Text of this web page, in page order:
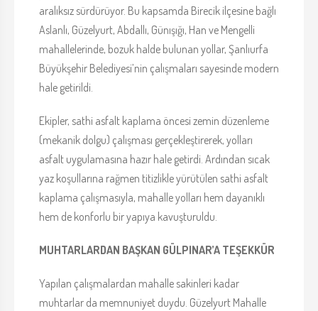
aralıksız sürdürüyor. Bu kapsamda Birecik ilçesine bağlı
Aslanlı, Güzelyurt, Abdallı, Günışığı, Han ve Mengelli
mahallelerinde, bozuk halde bulunan yollar, Şanlıurfa
Büyükşehir Belediyesi’nin çalışmaları sayesinde modern
hale getirildi.
Ekipler, sathi asfalt kaplama öncesi zemin düzenleme
(mekanik dolgu) çalışması gerçekleştirerek, yolları
asfalt uygulamasına hazır hale getirdi. Ardından sıcak
yaz koşullarına rağmen titizlikle yürütülen sathi asfalt
kaplama çalışmasıyla, mahalle yolları hem dayanıklı
hem de konforlu bir yapıya kavuşturuldu.
MUHTARLARDAN BAŞKAN GÜLPINAR’A TEŞEKKÜR
Yapılan çalışmalardan mahalle sakinleri kadar
muhtarlar da memnuniyet duydu. Güzelyurt Mahalle